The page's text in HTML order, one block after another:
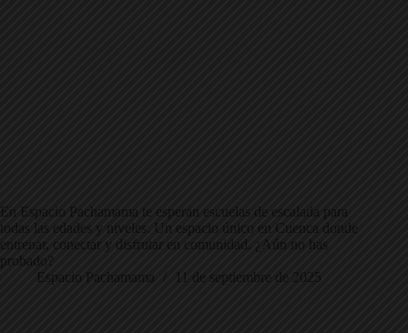
En Espacio Pachamama te esperan escuelas de escalada para
todas las edades y niveles. Un espacio único en Cuenca donde
entrenar, conectar y disfrutar en comunidad. ¿Aún no has
probado?
Espacio Pachamama
11 de septiembre de 2025